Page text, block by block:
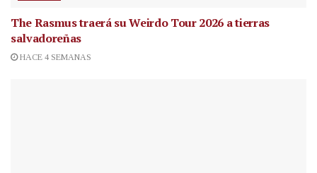
The Rasmus traerá su Weirdo Tour 2026 a tierras
salvadoreñas
HACE 4 SEMANAS